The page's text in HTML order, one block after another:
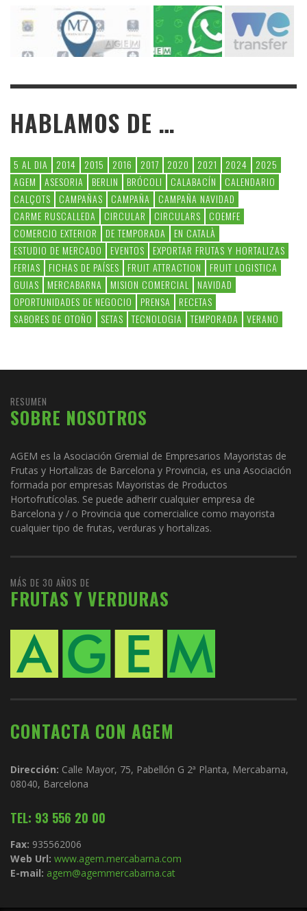
HABLAMOS DE …
5 AL DIA 2014 2015 2016 2017 2020 2021 2024
2025
AGEM
ASESORIA BERLIN BRÓCOLI CALABACÍN
CALENDARIO
CALÇOTS
CAMPAÑAS CAMPAÑA
CAMPAÑA NAVIDAD
CARME RUSCALLEDA
CIRCULAR CIRCULARS
COEMFE
COMERCIO EXTERIOR
DE TEMPORADA
EN CATALÀ
ESTUDIO DE MERCADO
EVENTOS
EXPORTAR FRUTAS Y HORTALIZAS
FERIAS
FICHAS DE PAÍSES FRUIT ATTRACTION
FRUIT LOGISTICA
GUIAS
MERCABARNA MISION COMERCIAL
NAVIDAD
OPORTUNIDADES DE NEGOCIO
PRENSA
RECETAS
SABORES DE OTOÑO
SETAS TECNOLOGIA TEMPORADA VERANO
RESUMEN
SOBRE NOSOTROS
AGEM es la Asociación Gremial de Empresarios Mayoristas de
Frutas y Hortalizas de Barcelona y Provincia, es una Asociación
formada por empresas Mayoristas de Productos
Hortofrutícolas. Se puede adherir cualquier empresa de
Barcelona y / o Provincia que comercialice como mayorista
cualquier tipo de frutas, verduras y hortalizas.
MÁS DE 30 AÑOS DE
FRUTAS Y VERDURAS
CONTACTA CON AGEM
Dirección: Calle Mayor, 75, Pabellón G 2ª Planta, Mercabarna,
08040, Barcelona
TEL: 93 556 20 00
Fax: 935562006
Web Url: www.agem.mercabarna.com
E-mail: agem@agemmercabarna.cat